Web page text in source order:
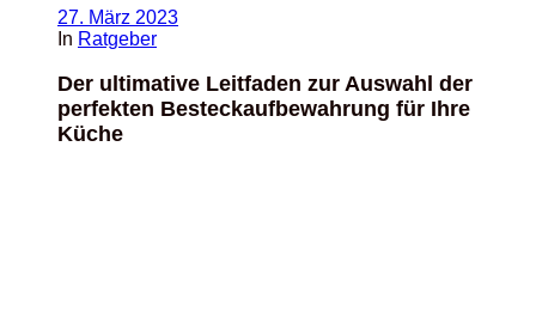
27. März 2023
In Ratgeber
Der ultimative Leitfaden zur Auswahl der
perfekten Besteckaufbewahrung für Ihre
Küche